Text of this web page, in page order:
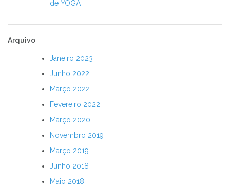
de YOGA
Arquivo
Janeiro 2023
Junho 2022
Março 2022
Fevereiro 2022
Março 2020
Novembro 2019
Março 2019
Junho 2018
Maio 2018